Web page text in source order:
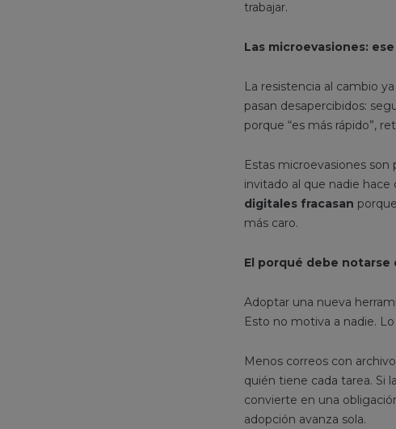
trabajar.
Las microevasiones:
La resistencia al cambio
pasan desapercibidos:
porque “es más rápido”,
Estas microevasiones
invitado al que nadie
digitales fracasan
más caro.
El porqué debe notarse
Adoptar una nueva
Esto no motiva a nadie.
Menos correos con
quién tiene cada tarea. Si
convierte en una
adopción avanza sola.